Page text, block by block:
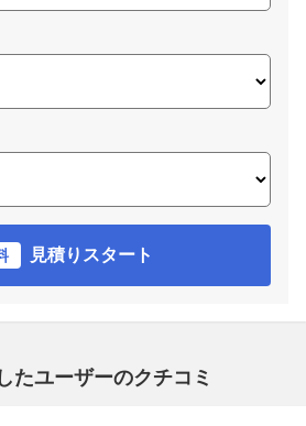
見積りスタート
たユーザーのクチコミ